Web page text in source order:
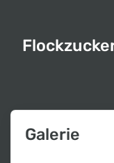
Galerie